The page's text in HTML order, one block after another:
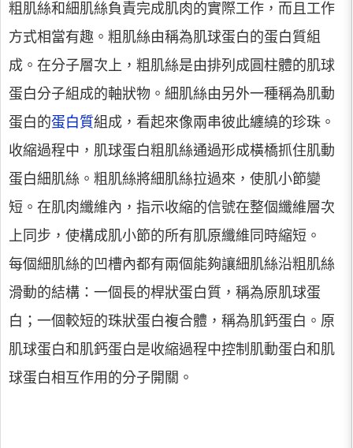
粗肌絲和細肌絲負責完成肌肉的實際工作，而且工作
方式相當有趣。粗肌絲由稱為肌球蛋白的蛋白質組
成。在分子層次上，粗肌絲是由排列成圓柱體的肌球
蛋白分子組成的軸狀物。細肌絲由另外一種稱為肌動
蛋白的蛋白質組成，看起來像兩串彼此纏繞的珍珠。
收縮過程中，肌球蛋白粗肌絲通過形成橫橋抓住肌動
蛋白細肌絲。粗肌絲將細肌絲拉過來，使肌小節變
短。在肌肉纖維內，指示收縮的信號在整個纖維層次
上同步，使構成肌小節的所有肌原纖維同時縮短。
每個細肌絲的凹槽內都有兩個能夠讓細肌絲沿粗肌絲
滑動的結構：一個長的桿狀蛋白質，稱為原肌球蛋
白；一個較短的珠狀蛋白複合體，稱為肌鈣蛋白。原
肌球蛋白和肌鈣蛋白是收縮過程中控制肌動蛋白和肌
球蛋白相互作用的分子開關。